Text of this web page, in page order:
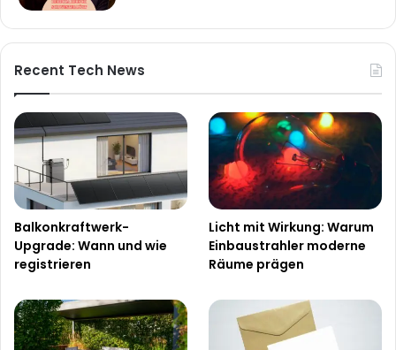
Recent Tech News
Balkonkraftwerk-
Upgrade: Wann und wie
registrieren
Licht mit Wirkung: Warum
Einbaustrahler moderne
Räume prägen